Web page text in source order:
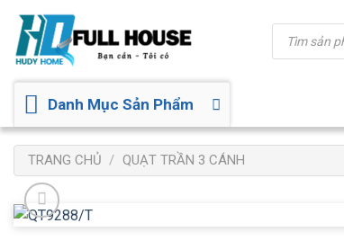
qua
nội
dung
Tìm
kiếm
phẩm
Danh Mục Sản Phẩm
TRANG CHỦ / QUẠT TRẦN 3 CÁNH